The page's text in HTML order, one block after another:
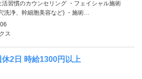
活習慣のカウンセリング ・フェイシャル施術
洗浄、幹細胞美容など) ・施術…
ス
2日 時給1300円以上